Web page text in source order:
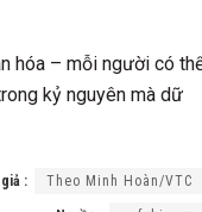
hóa – mỗi người có
kỷ nguyên mà dữ
: Theo Minh Hoàn/VTC